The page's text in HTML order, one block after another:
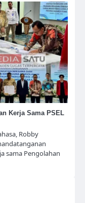
Kerja Sama PSEL
Robby
sama Pengolahan